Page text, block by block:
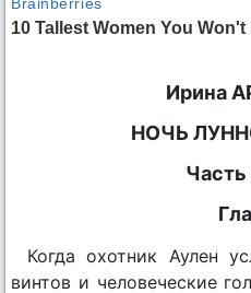
Ирина
НОЧЬ
Часть
Когда охотник Аулен
винтов и человеческие